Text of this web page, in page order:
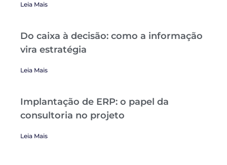
Leia Mais
Do caixa à decisão: como a informação
vira estratégia
Leia Mais
Implantação de ERP: o papel da
consultoria no projeto
Leia Mais